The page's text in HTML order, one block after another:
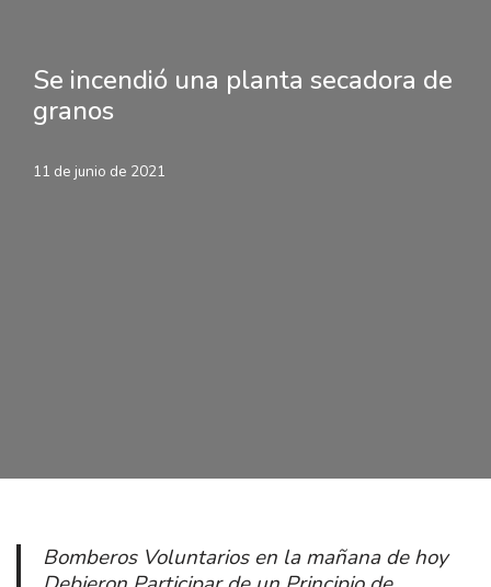
Se incendió una planta secadora de
granos
11 de junio de 2021
Bomberos Voluntarios en la mañana de hoy